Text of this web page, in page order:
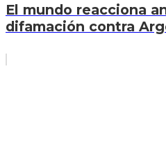
El mundo reacciona
difamación contra